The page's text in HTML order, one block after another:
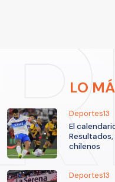
LO
Deportes13
El
chilenos
Deportes13